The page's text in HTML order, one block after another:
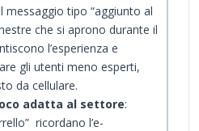
messaggio tipo “aggiunto al
che si aprono durante il
l’esperienza e
gli utenti meno esperti,
da cellulare.
adatta al settore:
ricordano l’e-